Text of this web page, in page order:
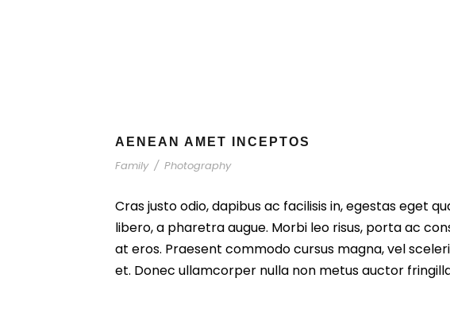
AENEAN AMET INCEPTOS
Family / Photography
Cras justo odio, dapibus ac facilisis in, egestas eget
libero, a pharetra augue. Morbi leo risus, porta ac
at eros. Praesent commodo cursus magna, vel
et. Donec ullamcorper nulla non metus auctor